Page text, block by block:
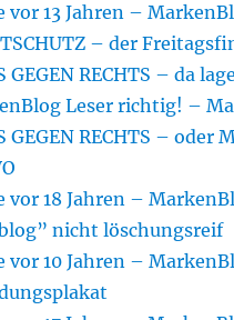
vor 13 Jahren –
– der
GEGEN RECHTS – da
Leser richtig! –
GEGEN RECHTS – oder
vor 18 Jahren –
nicht löschungsreif
vor 10 Jahren –